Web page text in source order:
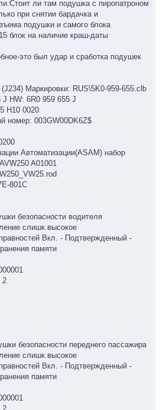
ли там подушка с пиропатроном
при снятии бардачка и
подушки и самого блока
блок на наличие краш-даты
это был удар и сработка подушек
Маркировки: RUS\5K0-959-655.clb
J HW: 6R0 959 655 J
H10 0020
номер: 003GW00DK6Z$
Автоматизации(ASAM) набор
A01001
801C
безопасности водителя
слишк.высокое
Вкл. - Подтвержденный -
памяти
2
безопасности переднего пассажира
слишк.высокое
Вкл. - Подтвержденный -
памяти